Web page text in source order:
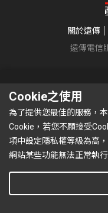
關於遠傳
遠傳電信
Cookie之使用
為了提供您最佳的服務，
Cookie，若您不願接受
項中設定隱私權等級為高
網站某些功能無法正常執行